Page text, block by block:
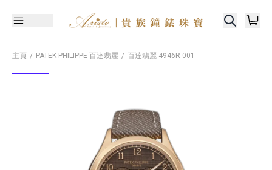
主頁 PATEK PHILIPPE 百達翡麗 百達翡麗 4946R-001